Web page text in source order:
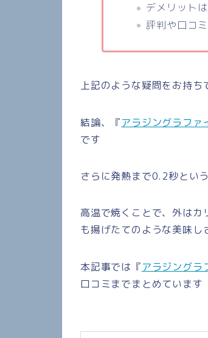
デメリット
評判や口コ
上記のような疑問をお持ち
結論、『アラジングラフ
です
さらに発熱まで0.2秒とい
高温で焼くことで、外はカ
も揚げたてのような美味し
本記事では『アラジング
口コミまでまとめています